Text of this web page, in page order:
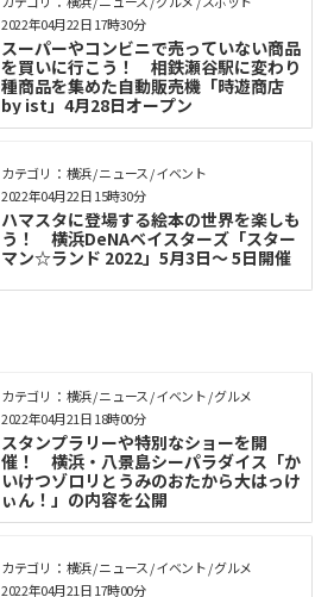
スーパーやコンビニで売っていない商品
を買いに行こう！ 相鉄瀬谷駅に変わり
種商品を集めた自動販売機「時遊商店
by ist」4月28日オープン
2022年04月22日 17時30分
カテゴリ： 横浜 / ニュース / イベント
ハマスタに登場する絵本の世界を楽しも
う！ 横浜DeNAベイスターズ「スター
マン☆ランド 2022」5月3日～ 5日開催
2022年04月22日 15時30分
カテゴリ： 横浜 / ニュース / イベント / グルメ
スタンプラリーや特別なショーを開
催！ 横浜・八景島シーパラダイス「か
いけつゾロリとうみのおたから大はっけ
ぃん！」の内容を公開
2022年04月21日 18時00分
カテゴリ： 横浜 / ニュース / イベント / グルメ
2022年04月21日 17時00分